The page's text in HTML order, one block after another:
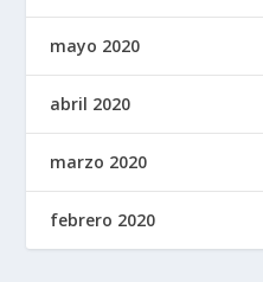
mayo 2020
abril 2020
marzo 2020
febrero 2020